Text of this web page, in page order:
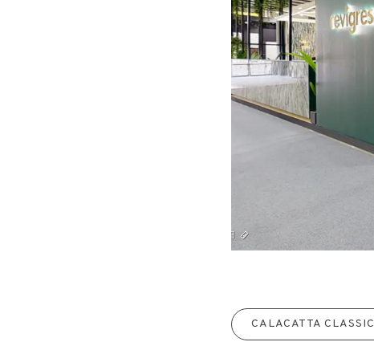
CALACATTA CLASSIC